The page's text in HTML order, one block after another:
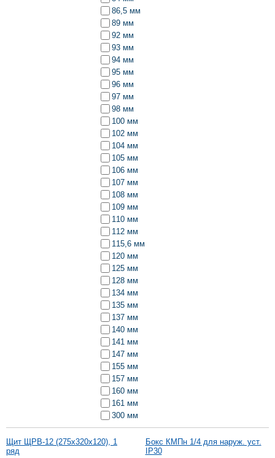
86,5 мм
89 мм
92 мм
93 мм
94 мм
95 мм
96 мм
97 мм
98 мм
100 мм
102 мм
104 мм
105 мм
106 мм
107 мм
108 мм
109 мм
110 мм
112 мм
115,6 мм
120 мм
125 мм
128 мм
134 мм
135 мм
137 мм
140 мм
141 мм
147 мм
155 мм
157 мм
160 мм
161 мм
300 мм
Щит ЩРВ-12 (275х320х120), 1
ряд
Бокс КМПн 1/4 для наруж. уст.
IP30